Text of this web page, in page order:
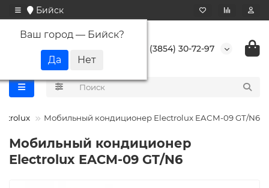
Бийск
Ваш город — Бийск?
+7 (3854) 30-72-97
Мобильный кондиционер Electrolux EACM-09 GT/N6
Мобильный кондиционер
Electrolux EACM-09 GT/N6